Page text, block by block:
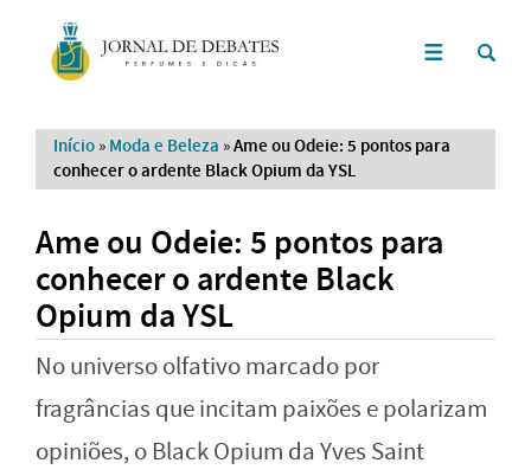
Início » Moda e Beleza »Ame ou Odeie: 5 pontos para
conhecer o ardente Black Opium da YSL
Ame ou Odeie: 5 pontos para
conhecer o ardente Black
Opium da YSL
No universo olfativo marcado por
fragrâncias que incitam paixões e polarizam
opiniões, o Black Opium da Yves Saint